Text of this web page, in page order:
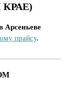
Арсеньеве
прайсу.